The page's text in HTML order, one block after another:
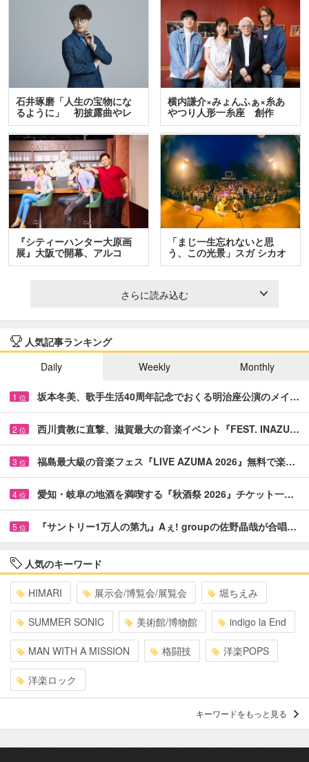
石井琢磨「人生の宝物にな
るように」 初披露曲やレ
ア…
横内謙介×みょんふぁ×糸あ
やつり人形一糸座 創作
人…
『シティーハンター大原画
展』大阪で開幕、アルコ
＆…
「まじ一生忘れないと思
う、この光景」スガ シカオ
と…
さらに読み込む
人気記事ランキング
Daily
Weekly Monthly
1 位 坂本冬美、歌手生活40周年記念でおくる明治座公演のメイ…
2 位 西川貴教に直撃、滋賀最大の音楽イベント『FEST. INAZU…
3 位 福島最大級の音楽フェス『LIVE AZUMA 2026』無料で楽…
4 位 愛知・岐阜の地酒を満喫する『秋酒祭 2026』チケット一…
5 位 『サントリー1万人の第九』Aぇ! groupの佐野晶哉が合唱…
人気のキーワード
HIMARI 展示会/博覧会/展覧会 堀ちえみ
SUMMER SONIC 美術館/博物館 indigo la End
MAN WITH A MISSION 格闘技 洋楽POPS
洋楽ロック
キーワードをもっと見る